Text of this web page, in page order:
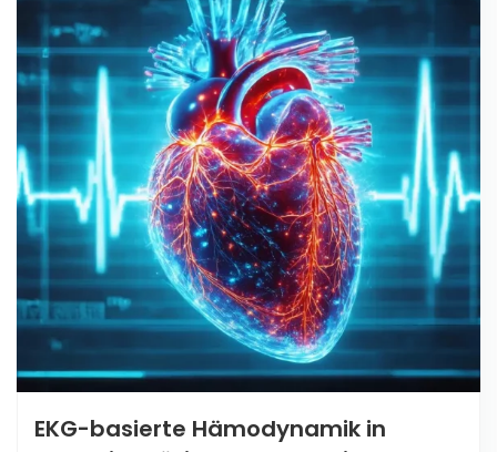
EKG-basierte Hämodynamik in